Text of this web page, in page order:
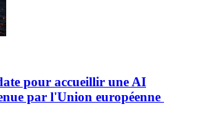
pour accueillir une AI
par l'Union européenne